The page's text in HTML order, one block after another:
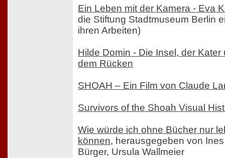
Ein Leben mit der Kamera - Eva
die Stiftung Stadtmuseum Berlin
ihren Arbeiten)
Hilde Domin - Die Insel, der
dem Rücken
SHOAH – Ein Film von Claude
Survivors of the Shoah Visual
Wie würde ich ohne Bücher nur
können, herausgegeben von
Bürger, Ursula Wallmeier